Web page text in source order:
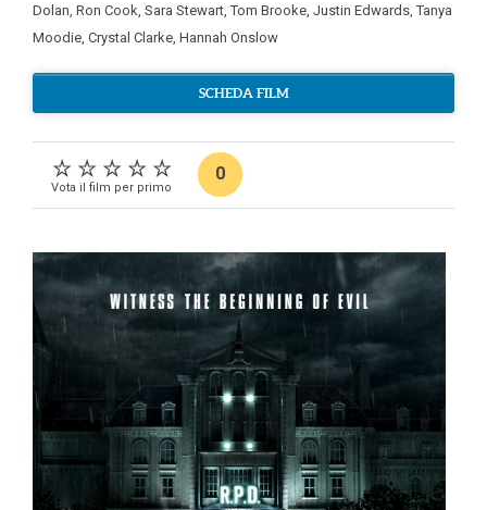
Dolan, Ron Cook, Sara Stewart,Tom Brooke, Justin Edwards,Tanya
Moodie, Crystal Clarke, Hannah Onslow
SCHEDA FILM
Vota il film per primo
0